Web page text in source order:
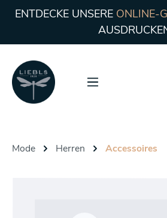
ENTDECKE UNSERE ONLINE-
Mode Herren Accessoires